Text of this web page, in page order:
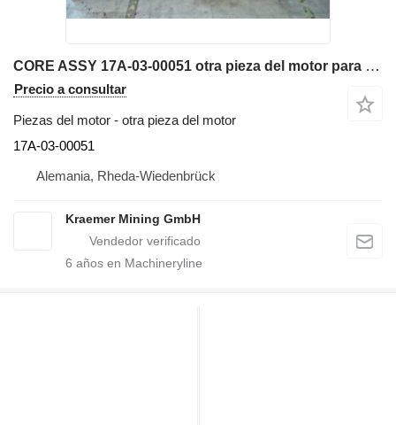
CORE ASSY 17A-03-00051 otra pieza del motor para Komatsu D155A bulldozer
Precio a consultar
Piezas del motor - otra pieza del motor
17A-03-00051
Alemania, Rheda-Wiedenbrück
Kraemer Mining GmbH
6 años en Machineryline